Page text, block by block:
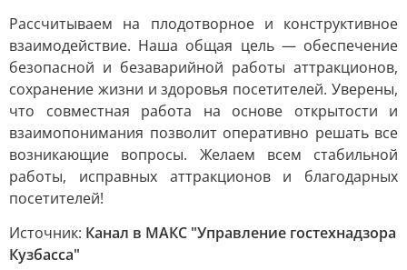
Рассчитываем на плодотворное и конструктивное
взаимодействие. Наша общая цель — обеспечение
безопасной и безаварийной работы аттракционов,
сохранение жизни и здоровья посетителей. Уверены,
что совместная работа на основе открытости и
взаимопонимания позволит оперативно решать все
возникающие вопросы. Желаем всем стабильной
работы, исправных аттракционов и благодарных
посетителей!
Источник: Канал в МАКС "Управление гостехнадзора
Кузбасса"